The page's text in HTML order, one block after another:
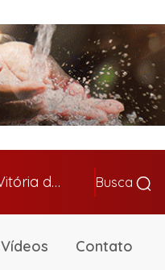
Vitória da Conq… Busca
Vídeos Contato